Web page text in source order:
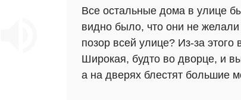
Все остальные дома в улице
видно было, что они не
позор всей улице? Из-за
Широкая, будто во дворце, и
а на дверях блестят большие